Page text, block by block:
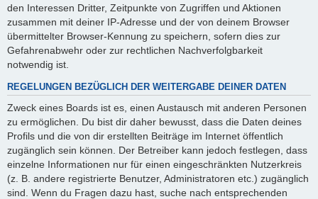
den Interessen Dritter, Zeitpunkte von Zugriffen und Aktionen
zusammen mit deiner IP-Adresse und der von deinem Browser
übermittelter Browser-Kennung zu speichern, sofern dies zur
Gefahrenabwehr oder zur rechtlichen Nachverfolgbarkeit
notwendig ist.
REGELUNGEN BEZÜGLICH DER WEITERGABE DEINER DATEN
Zweck eines Boards ist es, einen Austausch mit anderen Personen
zu ermöglichen. Du bist dir daher bewusst, dass die Daten deines
Profils und die von dir erstellten Beiträge im Internet öffentlich
zugänglich sein können. Der Betreiber kann jedoch festlegen, dass
einzelne Informationen nur für einen eingeschränkten Nutzerkreis
(z. B. andere registrierte Benutzer, Administratoren etc.) zugänglich
sind. Wenn du Fragen dazu hast, suche nach entsprechenden